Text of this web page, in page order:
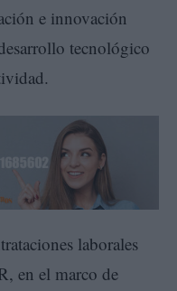
e innovación
tecnológico
laborales
en el marco de